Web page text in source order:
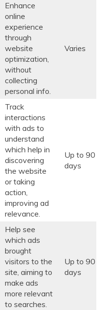
Enhance
online
experience
through
website
optimization,
without
collecting
personal info.
Varies
Track
interactions
with ads to
understand
which help in
discovering
the website
or taking
action,
improving ad
relevance.
Up to 90
days
Help see
which ads
brought
visitors to the
site, aiming to
make ads
more relevant
to searches.
Up to 90
days